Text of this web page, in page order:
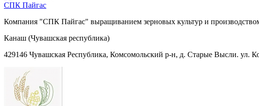
СПК Пайгас
Компания "СПК Пайгас" выращиванием зерновых культур и
Канаш (Чувашская республика)
429146 Чувашская Республика, Комсомольский р-н, д. Старые Высли. ул.